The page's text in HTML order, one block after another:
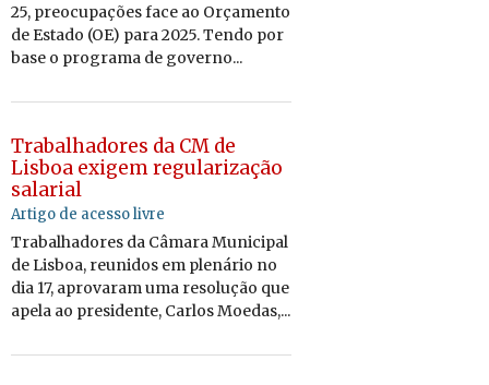
25, preocupações face ao Orçamento
de Estado (OE) para 2025. Tendo por
base o programa de governo...
Trabalhadores da CM de
Lisboa exigem regularização
salarial
Artigo de acesso livre
Trabalhadores da Câmara Municipal
de Lisboa, reunidos em plenário no
dia 17, aprovaram uma resolução que
apela ao presidente, Carlos Moedas,...